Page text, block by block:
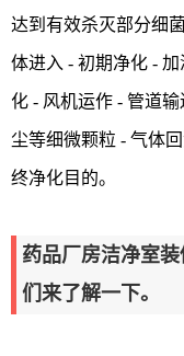
达到有效杀灭部分细
体进入 - 初期净化 -
化 - 风机运作 - 管道
尘等细微颗粒 - 气体
终净化目的。
药品厂房洁净室
们来了解一下。